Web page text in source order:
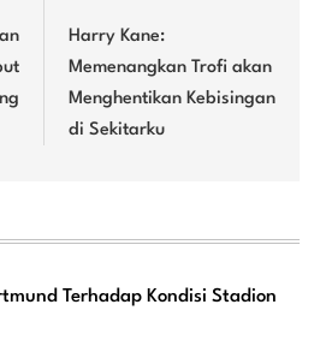
Harry Kane:
Memenangkan Trofi akan
Menghentikan Kebisingan
di Sekitarku
Terhadap Kondisi Stadion